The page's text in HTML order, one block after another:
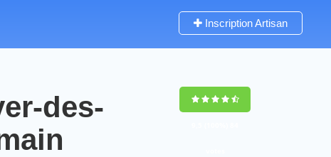
Inscription Artisan
des-